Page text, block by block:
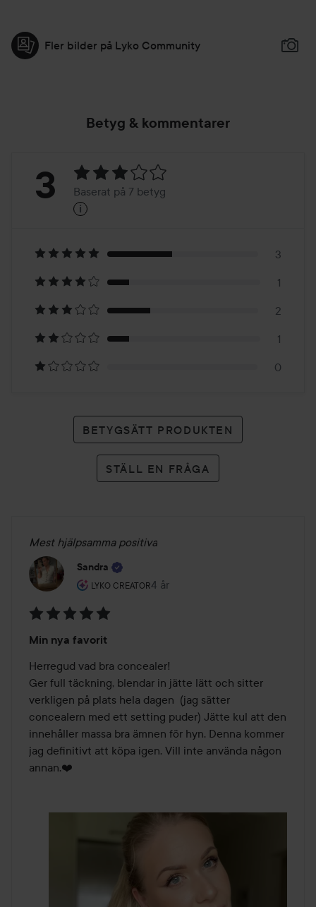
Fler bilder på Lyko Community
Betyg & kommentarer
Betyg:
Baserat
på
7
betyg
3 Baserat på 7 betyg
i
3
1
2
1
0
BETYGSÄTT PRODUKTEN
STÄLL EN FRÅGA
Mest hjälpsamma positiva
Sandra
LYKO CREATOR
Användarens roll: Lyko Creator.
4 år
Inlägget skapades 4 år
5
av
5
Min nya favorit
Herregud vad bra concealer!
Ger full täckning, blendar in jätte lätt och sitter
verkligen på plats hela dagen  (jag sätter
concealern med ett setting puder) Jätte kul att den
innehåller massa bra ämnen för hyn. Denna kommer
jag definitivt att köpa igen. Vill inte använda någon
annan.❤️